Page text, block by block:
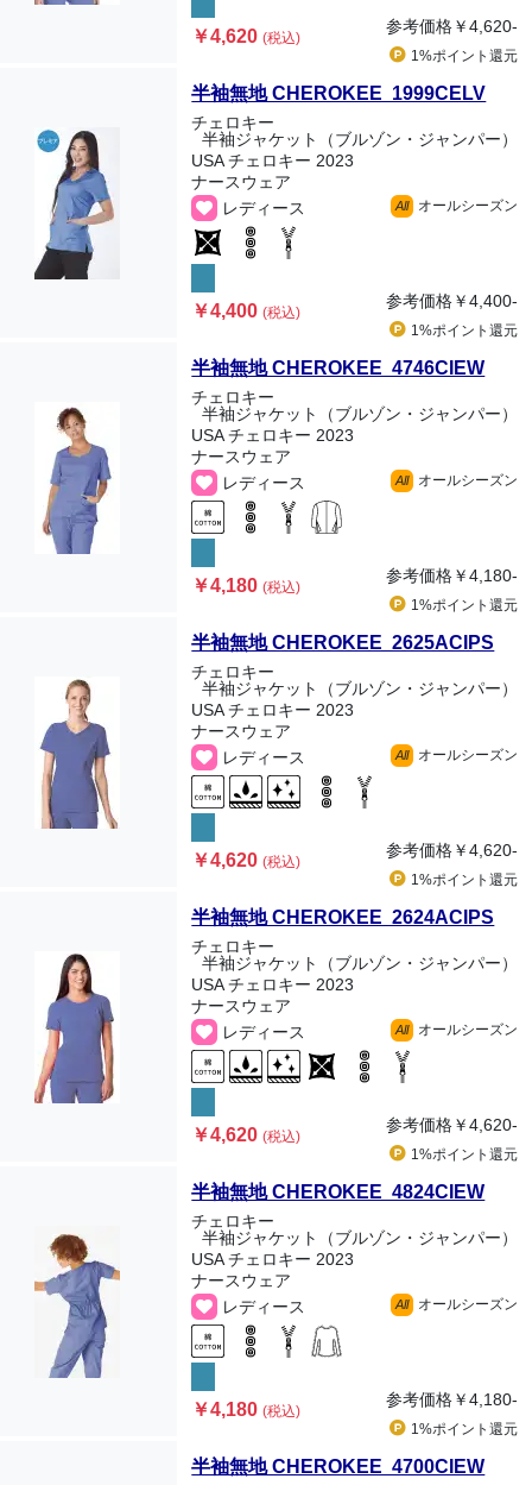
￥4,620(税込)
参考価格￥4,620-
1%ポイント 還元
半袖無地 CHEROKEE 1999CELV
チェロキー
半袖ジャケット（ブルゾン・ジャンパー）
USA チェロキー 2023
ナースウェア
レディース
All オールシーズン
￥4,400(税込)
参考価格￥4,400-
1%ポイント 還元
半袖無地 CHEROKEE 4746CIEW
チェロキー
半袖ジャケット（ブルゾン・ジャンパー）
USA チェロキー 2023
ナースウェア
レディース
All オールシーズン
￥4,180(税込)
参考価格￥4,180-
1%ポイント 還元
半袖無地 CHEROKEE 2625ACIPS
チェロキー
半袖ジャケット（ブルゾン・ジャンパー）
USA チェロキー 2023
ナースウェア
レディース
All オールシーズン
￥4,620(税込)
参考価格￥4,620-
1%ポイント 還元
半袖無地 CHEROKEE 2624ACIPS
チェロキー
半袖ジャケット（ブルゾン・ジャンパー）
USA チェロキー 2023
ナースウェア
レディース
All オールシーズン
￥4,620(税込)
参考価格￥4,620-
1%ポイント 還元
半袖無地 CHEROKEE 4824CIEW
チェロキー
半袖ジャケット（ブルゾン・ジャンパー）
USA チェロキー 2023
ナースウェア
レディース
All オールシーズン
￥4,180(税込)
参考価格￥4,180-
1%ポイント 還元
半袖無地 CHEROKEE 4700CIEW